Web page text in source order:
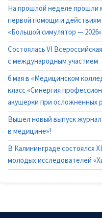
На прошлой неделе прошли
первой помощи и
«Большой симулятор — 2026»
Состоялась VI
с международным участием
6 мая в «Медицинском
класс «Синергия
акушерки при осложненных
Вышел новый выпуск
в медицине»!
В Калининграде состоялся
молодых исследователей